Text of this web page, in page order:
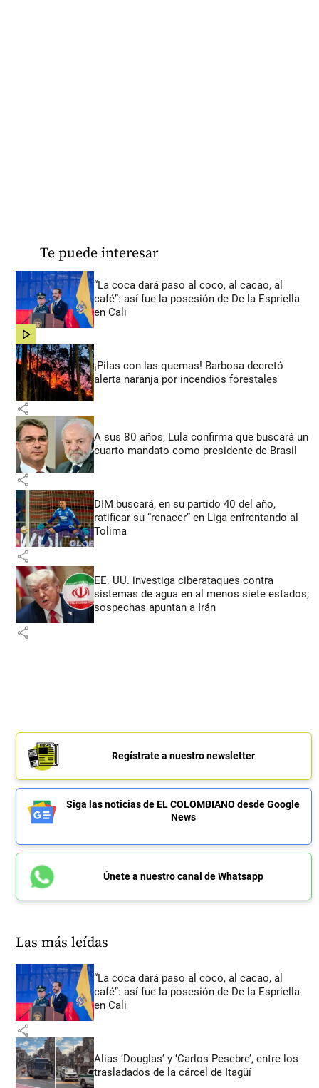
Te puede interesar
“La coca dará paso al coco, al cacao, al
café”: así fue la posesión de De la Espriella
en Cali
share
¡Pilas con las quemas! Barbosa decretó
alerta naranja por incendios forestales
share
A sus 80 años, Lula confirma que buscará un
cuarto mandato como presidente de Brasil
share
DIM buscará, en su partido 40 del año,
ratificar su “renacer” en Liga enfrentando al
Tolima
share
EE. UU. investiga ciberataques contra
sistemas de agua en al menos siete estados;
sospechas apuntan a Irán
share
Regístrate a nuestro newsletter
Siga las noticias de EL COLOMBIANO desde Google
News
Únete a nuestro canal de Whatsapp
Las más leídas
“La coca dará paso al coco, al cacao, al
café”: así fue la posesión de De la Espriella
en Cali
share
Alias ‘Douglas’ y ‘Carlos Pesebre’, entre los
trasladados de la cárcel de Itagüí